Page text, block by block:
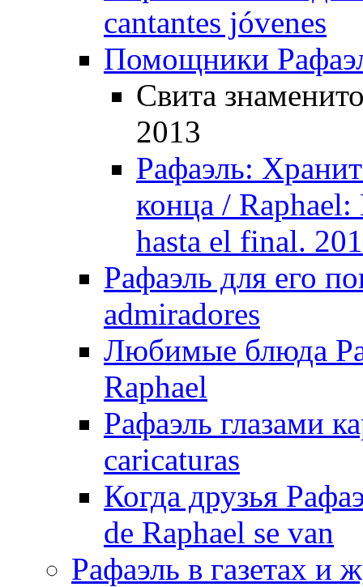
cantantes jóvenes
Помощники
Свита
2013
Рафаэль:
конца / Raphael:
hasta el final.
Рафаэль для его
admiradores
Любимые блюда
Raphael
Рафаэль глазами
caricaturas
Когда друзья
de Raphael se van
Рафаэль в газетах и